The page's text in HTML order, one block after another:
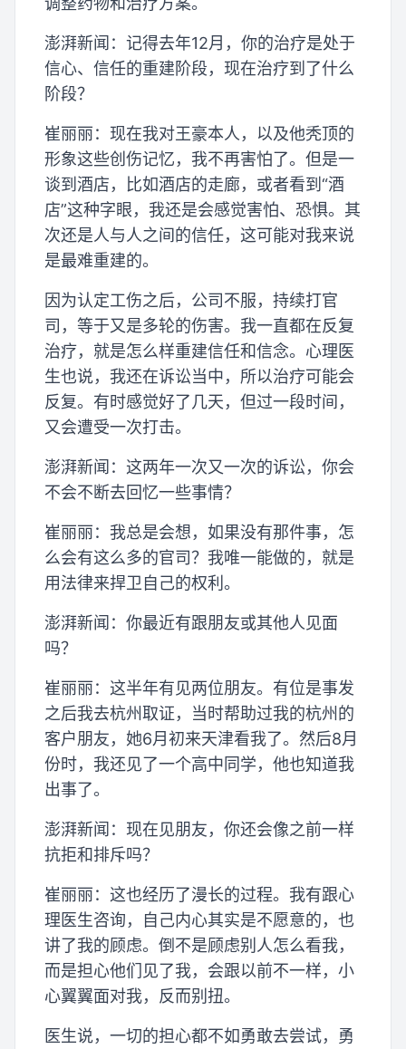
澎湃新闻：记得去年12月，你的治疗是处于
信心、信任的重建阶段，现在治疗到了什么
阶段？
崔丽丽：现在我对王豪本人，以及他秃顶的
形象这些创伤记忆，我不再害怕了。但是一
谈到酒店，比如酒店的走廊，或者看到“酒
店”这种字眼，我还是会感觉害怕、恐惧。其
次还是人与人之间的信任，这可能对我来说
是最难重建的。
因为认定工伤之后，公司不服，持续打官
司，等于又是多轮的伤害。我一直都在反复
治疗，就是怎么样重建信任和信念。心理医
生也说，我还在诉讼当中，所以治疗可能会
反复。有时感觉好了几天，但过一段时间，
又会遭受一次打击。
澎湃新闻：这两年一次又一次的诉讼，你会
不会不断去回忆一些事情？
崔丽丽：我总是会想，如果没有那件事，怎
么会有这么多的官司？我唯一能做的，就是
用法律来捍卫自己的权利。
澎湃新闻：你最近有跟朋友或其他人见面
吗？
崔丽丽：这半年有见两位朋友。有位是事发
之后我去杭州取证，当时帮助过我的杭州的
客户朋友，她6月初来天津看我了。然后8月
份时，我还见了一个高中同学，他也知道我
出事了。
澎湃新闻：现在见朋友，你还会像之前一样
抗拒和排斥吗？
崔丽丽：这也经历了漫长的过程。我有跟心
理医生咨询，自己内心其实是不愿意的，也
讲了我的顾虑。倒不是顾虑别人怎么看我，
而是担心他们见了我，会跟以前不一样，小
心翼翼面对我，反而别扭。
医生说，一切的担心都不如勇敢去尝试，勇